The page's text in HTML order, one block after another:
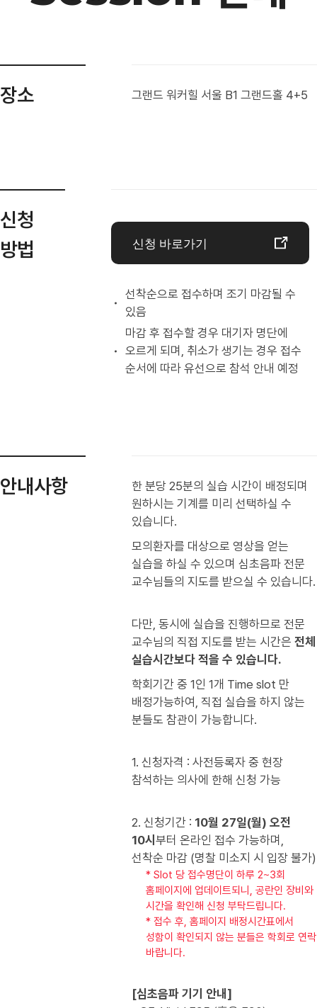
장소 그랜드 워커힐 서울 B1 그랜드홀 4+5
신청
방법
신청 바로가기
선착순으로 접수하며 조기 마감될 수
있음
마감 후 접수할 경우 대기자 명단에
오르게 되며, 취소가 생기는 경우 접수
순서에 따라 유선으로 참석 안내 예정
안내사항
한 분당 25분의 실습 시간이 배정되며
원하시는 기계를 미리 선택하실 수
있습니다.
모의환자를 대상으로 영상을 얻는
실습을 하실 수 있으며 심초음파 전문
교수님들의 지도를 받으실 수 있습니다.
다만, 동시에 실습을 진행하므로 전문
교수님의 직접 지도를 받는 시간은 전체
실습시간보다 적을 수 있습니다.
학회기간 중 1인 1개 Time slot 만
배정가능하여, 직접 실습을 하지 않는
분들도 참관이 가능합니다.
1. 신청자격 : 사전등록자 중 현장
참석하는 의사에 한해 신청 가능
2. 신청기간 : 10월 27일(월) 오전
10시 부터 온라인 접수 가능하며,
선착순 마감 (명찰 미소지 시 입장 불가)
* Slot 당 접수명단이 하루 2~3회
홈페이지에 업데이트되니, 공란인 장비와
시간을 확인해 신청 부탁드립니다.
* 접수 후, 홈페이지 배정시간표에서
성함이 확인되지 않는 분들은 학회로 연락
바랍니다.
[심초음파 기기 안내]